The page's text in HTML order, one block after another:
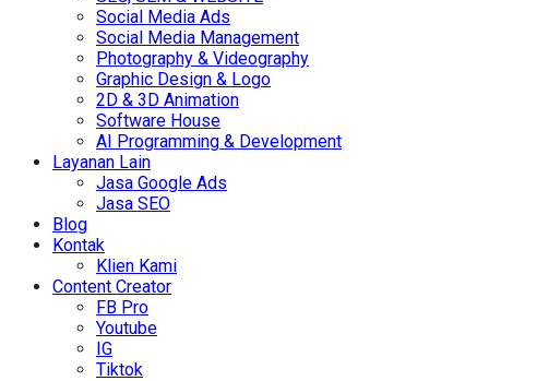
Social Media Ads
Social Media Management
Photography & Videography
Graphic Design & Logo
2D & 3D Animation
Software House
AI Programming & Development
Layanan Lain
Jasa Google Ads
Jasa SEO
Blog
Kontak
Klien Kami
Content Creator
FB Pro
Youtube
IG
Tiktok